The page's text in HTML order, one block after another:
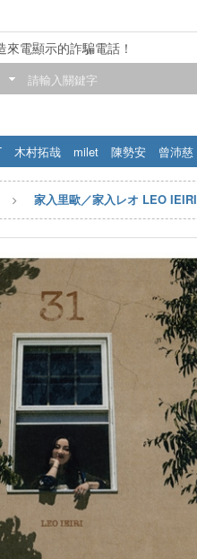
來電顯示的詐騙電話！
營業時間調整公告】
木村拓哉 milet 陳勢安 曾沛慈
家入里歐／家入レオ LEO IEIRI